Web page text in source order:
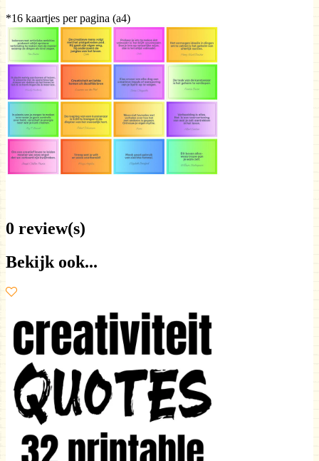
*16 kaartjes per pagina (a4)
0 review(s)
Bekijk ook...